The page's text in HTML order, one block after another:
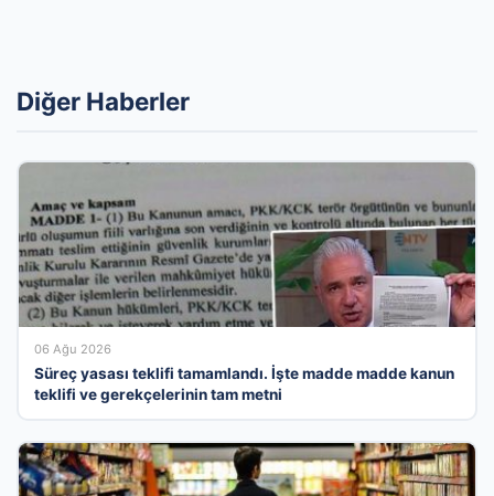
Diğer Haberler
06 Ağu 2026
Süreç yasası teklifi tamamlandı. İşte madde madde kanun
teklifi ve gerekçelerinin tam metni